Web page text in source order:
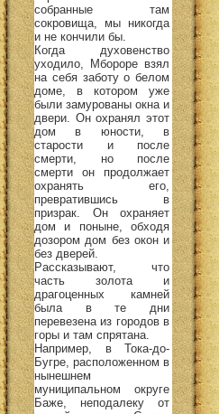
собранные там
сокровища, мы никогда
и не кончили бы.
Когда духовенство
уходило, Мбороре взял
на себя заботу о белом
доме, в котором уже
были замурованы окна и
двери. Он охранял этот
дом в юности, в
старости и после
смерти, но после
смерти он продолжает
охранять его,
превратившись в
призрак. Он охраняет
дом и поныне, обходя
дозором дом без окон и
без дверей.
Рассказывают, что
часть золота и
драгоценных камней
была в те дни
перевезена из городов в
горы и там спрятана.
Например, в Тока-до-
Бугре, расположенном в
нынешнем
муниципальном округе
Баже, неподалеку от